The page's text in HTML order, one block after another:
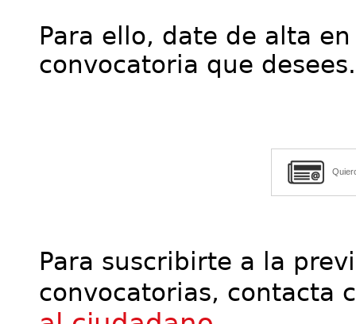
Para ello, date de alta
convocatoria que desees.
Para suscribirte a la
convocatorias, contacta